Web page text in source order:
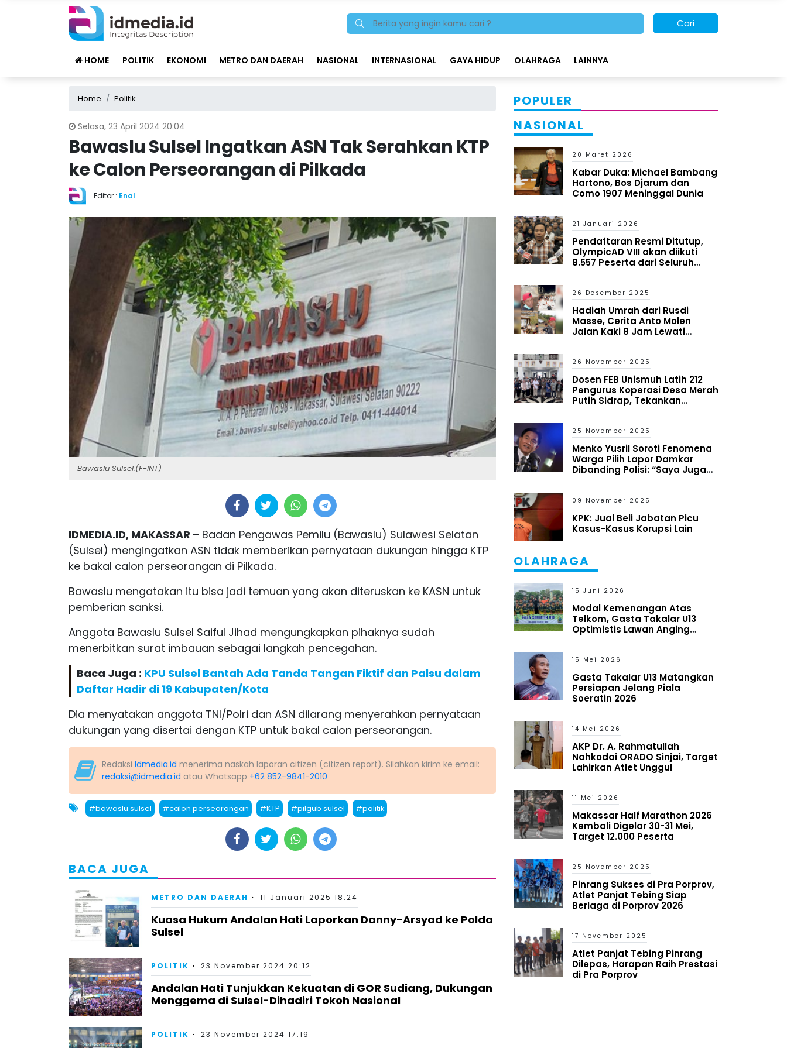
Cari
HOME POLITIK EKONOMI METRO DAN DAERAH NASIONAL INTERNASIONAL GAYA HIDUP OLAHRAGA LAINNYA
Home Politik
Selasa, 23 April 2024 20:04
Bawaslu Sulsel Ingatkan ASN Tak Serahkan KTP
ke Calon Perseorangan di Pilkada
Editor : Enal
Bawaslu Sulsel.(F-INT)
IDMEDIA.ID, MAKASSAR – Badan Pengawas Pemilu (Bawaslu) Sulawesi Selatan
(Sulsel) mengingatkan ASN tidak memberikan pernyataan dukungan hingga KTP
ke bakal calon perseorangan di Pilkada.
Bawaslu mengatakan itu bisa jadi temuan yang akan diteruskan ke KASN untuk
pemberian sanksi.
Anggota Bawaslu Sulsel Saiful Jihad mengungkapkan pihaknya sudah
menerbitkan surat imbauan sebagai langkah pencegahan.
Baca Juga : KPU Sulsel Bantah Ada Tanda Tangan Fiktif dan Palsu dalam
Daftar Hadir di 19 Kabupaten/Kota
Dia menyatakan anggota TNI/Polri dan ASN dilarang menyerahkan pernyataan
dukungan yang disertai dengan KTP untuk bakal calon perseorangan.
Redaksi Idmedia.id menerima naskah laporan citizen (citizen report). Silahkan kirim ke email:
redaksi@idmedia.id atau Whatsapp +62 852-9841-2010
#bawaslu sulsel #calon perseorangan #KTP #pilgub sulsel #politik
BACA JUGA
METRO DAN DAERAH 11 Januari 2025 18:24
Kuasa Hukum Andalan Hati Laporkan Danny-Arsyad ke Polda
Sulsel
POLITIK 23 November 2024 20:12
Andalan Hati Tunjukkan Kekuatan di GOR Sudiang, Dukungan
Menggema di Sulsel-Dihadiri Tokoh Nasional
POLITIK 23 November 2024 17:19
POPULER
NASIONAL
20 Maret 2026
Kabar Duka: Michael Bambang
Hartono, Bos Djarum dan
Como 1907 Meninggal Dunia
21 Januari 2026
Pendaftaran Resmi Ditutup,
OlympicAD VIII akan diikuti
8.557 Peserta dari Seluruh
26 Desember 2025
Hadiah Umrah dari Rusdi
Masse, Cerita Anto Molen
Jalan Kaki 8 Jam Lewati
26 November 2025
Dosen FEB Unismuh Latih 212
Pengurus Koperasi Desa Merah
Putih Sidrap, Tekankan
25 November 2025
Menko Yusril Soroti Fenomena
Warga Pilih Lapor Damkar
Dibanding Polisi: “Saya Juga
09 November 2025
KPK: Jual Beli Jabatan Picu
Kasus-Kasus Korupsi Lain
OLAHRAGA
15 Juni 2026
Modal Kemenangan Atas
Telkom, Gasta Takalar U13
Optimistis Lawan Anging
15 Mei 2026
Gasta Takalar U13 Matangkan
Persiapan Jelang Piala
Soeratin 2026
14 Mei 2026
AKP Dr. A. Rahmatullah
Nahkodai ORADO Sinjai, Target
Lahirkan Atlet Unggul
11 Mei 2026
Makassar Half Marathon 2026
Kembali Digelar 30-31 Mei,
Target 12.000 Peserta
25 November 2025
Pinrang Sukses di Pra Porprov,
Atlet Panjat Tebing Siap
Berlaga di Porprov 2026
17 November 2025
Atlet Panjat Tebing Pinrang
Dilepas, Harapan Raih Prestasi
di Pra Porprov